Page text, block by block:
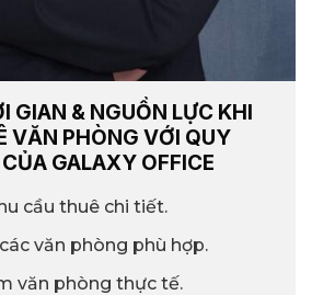
GIAN & NGUỒN LỰC KHI
VĂN PHÒNG VỚI QUY
GALAXY OFFICE
cầu thuê chi tiết.
văn phòng phù hợp.
văn phòng thực tế.